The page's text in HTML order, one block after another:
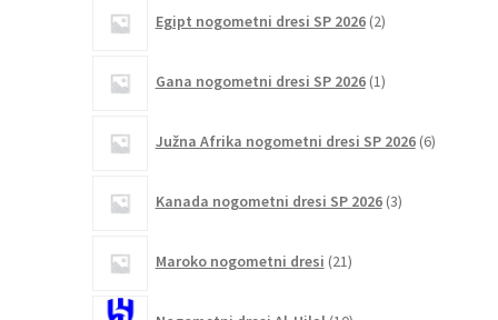
Egipt nogometni dresi SP 2026 2izdelka
Gana nogometni dresi SP 2026 1izdelek
Južna Afrika nogometni dresi SP 2026 6izdelkov
Kanada nogometni dresi SP 2026 3izdelki
Maroko nogometni dresi 21izdelkov